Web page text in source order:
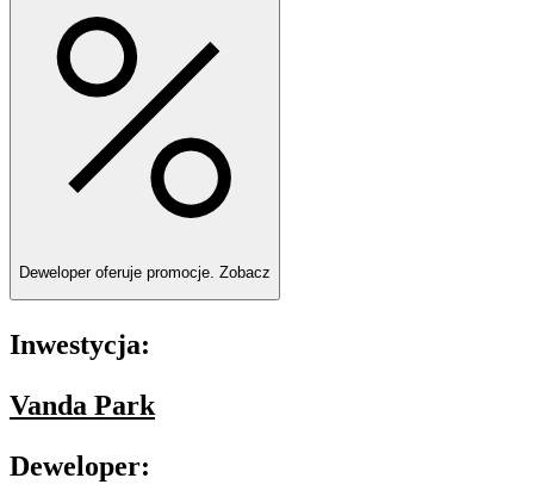
Deweloper oferuje promocje. Zobacz
Inwestycja:
Vanda Park
Deweloper: